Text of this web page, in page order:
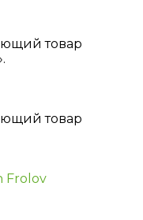
товар
товар
Frolov